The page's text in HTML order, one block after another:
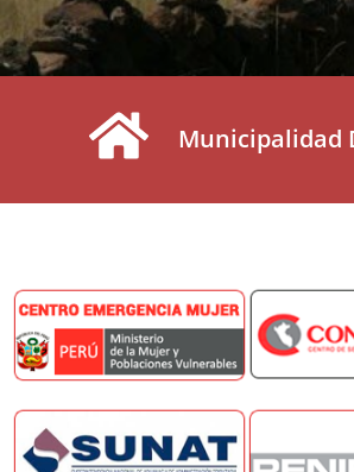
Municipalidad